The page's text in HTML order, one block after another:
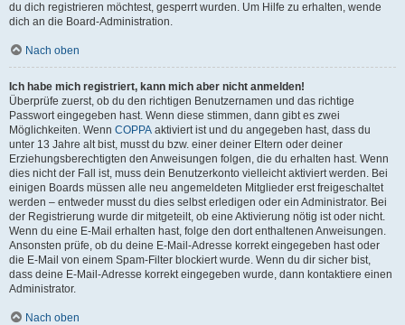
du dich registrieren möchtest, gesperrt wurden. Um Hilfe zu erhalten, wende
dich an die Board-Administration.
Nach oben
Ich habe mich registriert, kann mich aber nicht anmelden!
Überprüfe zuerst, ob du den richtigen Benutzernamen und das richtige
Passwort eingegeben hast. Wenn diese stimmen, dann gibt es zwei
Möglichkeiten. Wenn COPPA aktiviert ist und du angegeben hast, dass du
unter 13 Jahre alt bist, musst du bzw. einer deiner Eltern oder deiner
Erziehungsberechtigten den Anweisungen folgen, die du erhalten hast. Wenn
dies nicht der Fall ist, muss dein Benutzerkonto vielleicht aktiviert werden. Bei
einigen Boards müssen alle neu angemeldeten Mitglieder erst freigeschaltet
werden – entweder musst du dies selbst erledigen oder ein Administrator. Bei
der Registrierung wurde dir mitgeteilt, ob eine Aktivierung nötig ist oder nicht.
Wenn du eine E-Mail erhalten hast, folge den dort enthaltenen Anweisungen.
Ansonsten prüfe, ob du deine E-Mail-Adresse korrekt eingegeben hast oder
die E-Mail von einem Spam-Filter blockiert wurde. Wenn du dir sicher bist,
dass deine E-Mail-Adresse korrekt eingegeben wurde, dann kontaktiere einen
Administrator.
Nach oben